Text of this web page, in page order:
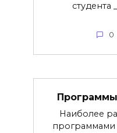
студента
0
Наиболее
программами